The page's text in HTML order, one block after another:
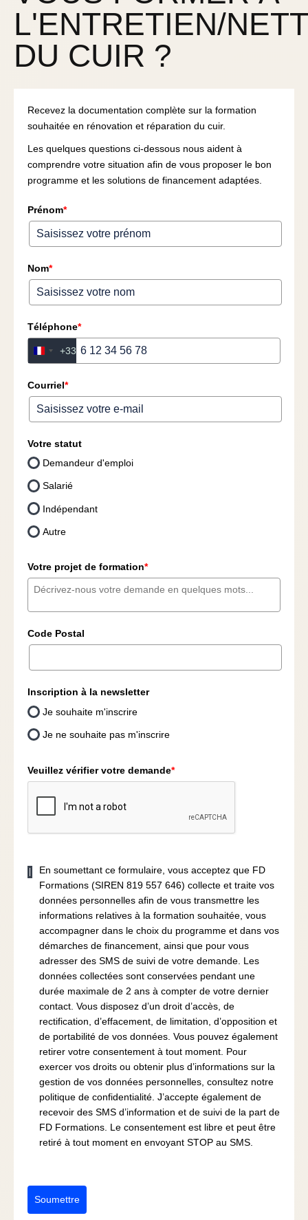
L'ENTRETIEN/
DU CUIR ?
Recevez la documentation complète sur la formation
souhaitée en rénovation et réparation du cuir.
Les quelques questions ci-dessous nous aident à
comprendre votre situation afin de vous proposer le bon
programme et les solutions de financement adaptées.
Prénom*
Nom*
Téléphone*
France
+33
Courriel*
Votre statut
Demandeur d'emploi
Salarié
Indépendant
Autre
Votre projet de formation*
Code Postal
Inscription à la newsletter
Je souhaite m'inscrire
Je ne souhaite pas m'inscrire
Veuillez vérifier votre demande*
En soumettant ce formulaire, vous acceptez que FD
Formations (SIREN 819 557 646) collecte et traite vos
données personnelles afin de vous transmettre les
informations relatives à la formation souhaitée, vous
accompagner dans le choix du programme et dans vos
démarches de financement, ainsi que pour vous
adresser des SMS de suivi de votre demande. Les
données collectées sont conservées pendant une
durée maximale de 2 ans à compter de votre dernier
contact. Vous disposez d’un droit d’accès, de
rectification, d’effacement, de limitation, d’opposition et
de portabilité de vos données. Vous pouvez également
retirer votre consentement à tout moment. Pour
exercer vos droits ou obtenir plus d’informations sur la
gestion de vos données personnelles, consultez notre
politique de confidentialité. J’accepte également de
recevoir des SMS d’information et de suivi de la part de
FD Formations. Le consentement est libre et peut être
retiré à tout moment en envoyant STOP au SMS.
Soumettre